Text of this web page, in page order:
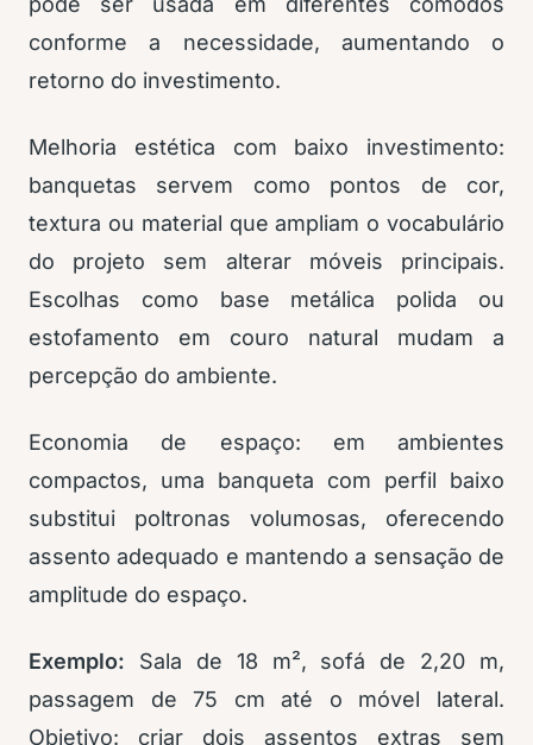
conforme a necessidade, aumentando o
retorno do investimento.
Melhoria estética com baixo investimento:
banquetas servem como pontos de cor,
textura ou material que ampliam o vocabulário
do projeto sem alterar móveis principais.
Escolhas como base metálica polida ou
estofamento em couro natural mudam a
percepção do ambiente.
Economia de espaço: em ambientes
compactos, uma banqueta com perfil baixo
substitui poltronas volumosas, oferecendo
assento adequado e mantendo a sensação de
amplitude do espaço.
Exemplo: Sala de 18 m², sofá de 2,20 m,
passagem de 75 cm até o móvel lateral.
Objetivo: criar dois assentos extras sem